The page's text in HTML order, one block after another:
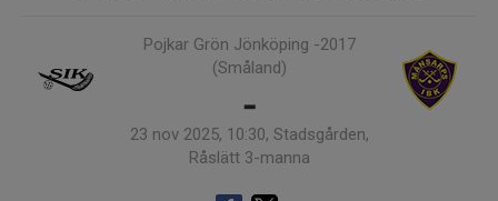
Pojkar Grön Jönköping -2017
(Småland)
-
23 nov 2025, 10:30, Stadsgården,
Råslätt 3-manna